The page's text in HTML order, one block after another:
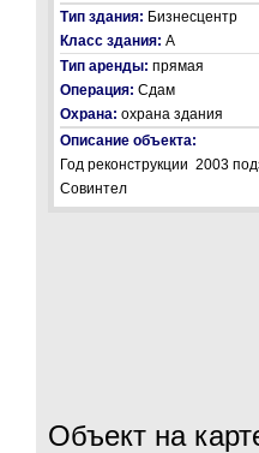
Тип здания: Бизнесцентр
Класс здания: А
Тип аренды: прямая
Операция: Сдам
Охрана: охрана здания
Описание объекта:
Год реконструкции 2003
Совинтел
Объект на